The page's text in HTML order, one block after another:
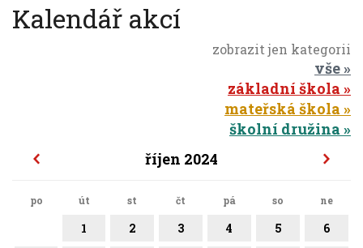
Kalendář akcí
zobrazit jen kategorii
vše
základní škola
mateřská škola
školní družina
říjen 2024
po út st čt pá so ne
1 2 3 4 5 6